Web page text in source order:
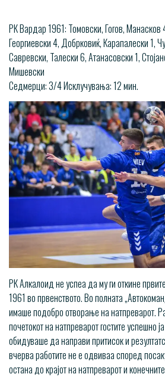
РК Вардар 1961: Томовски, Гогов,
Георгиевски 4, Добрковиќ, Карапалески 1,
Савревски, Талески 6, Атанасовски 1,
Мишевски
Седмерци: 3/4 Исклучувања: 12 мин.
РК Алкалоид не успеа да му ги откине
1961 во првенството. Во полната
имаше подобро отворање на натпреварот.
почетокот на натпреварот гостите успешно
обидуваше да направи притисок и
вчерва работите не е одвиваа според
остана до крајот на натпреварот и